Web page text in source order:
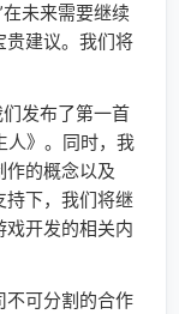
未来需要继续
贵建议。我们将
发布了第一首
》。同时，我
作的概念以及
持下，我们将继
开发的相关内
不可分割的合作